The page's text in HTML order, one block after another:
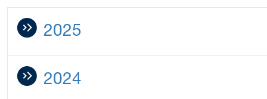
2025
2024